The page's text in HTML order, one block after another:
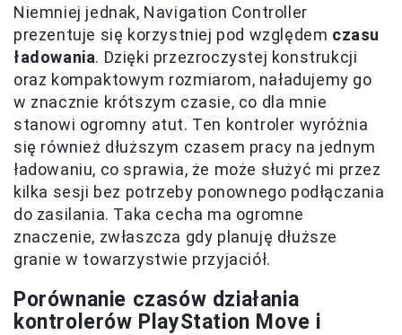
Niemniej jednak, Navigation Controller
prezentuje się korzystniej pod względem czasu
ładowania. Dzięki przezroczystej konstrukcji
oraz kompaktowym rozmiarom, naładujemy go
w znacznie krótszym czasie, co dla mnie
stanowi ogromny atut. Ten kontroler wyróżnia
się również dłuższym czasem pracy na jednym
ładowaniu, co sprawia, że może służyć mi przez
kilka sesji bez potrzeby ponownego podłączania
do zasilania. Taka cecha ma ogromne
znaczenie, zwłaszcza gdy planuję dłuższe
granie w towarzystwie przyjaciół.
Porównanie czasów działania
kontrolerów PlayStation Move i